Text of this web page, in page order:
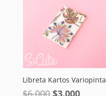
Libreta Kartos Variopinta
$6.000 El
$3.000El